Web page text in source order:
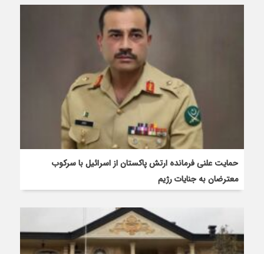
حمایت علنی فرمانده ارتش پاکستان از اسرائیل با سرکوب
معترضان به جنایات رژیم